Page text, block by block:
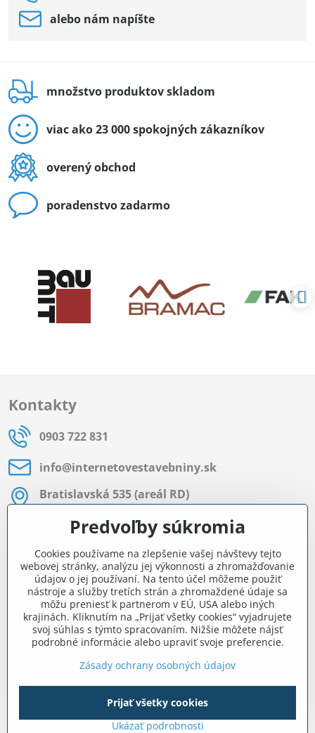
alebo nám napíšte
množstvo produktov skladom
viac ako 23 000 spokojných zákazníkov
overený obchod
poradenstvo zadarmo
Kontakty
0903 722 831
info​@internetovestavebniny​.sk
Bratislavská 535 (areál RD)
Most pri Bratislave
Pon - Pia 8:00 - 11:30 a 12:15 - 15:30
Facebook
Navigácia
Všetko o nákupe
©2026Copyright
Predvoľby súkromiaZásady ochrany osobných údajov
Predvoľby súkromia
Cookies používame na zlepšenie vašej návštevy tejto
webovej stránky, analýzu jej výkonnosti a zhromažďovanie
údajov o jej používaní. Na tento účel môžeme použiť
nástroje a služby tretích strán a zhromaždené údaje sa
môžu preniesť k partnerom v EÚ, USA alebo iných
krajinách. Kliknutím na „Prijať všetky cookies“ vyjadrujete
svoj súhlas s týmto spracovaním. Nižšie môžete nájsť
podrobné informácie alebo upraviť svoje preferencie.
Zásady ochrany osobných údajov
Ukázať podrobnosti
Prijať všetky cookies